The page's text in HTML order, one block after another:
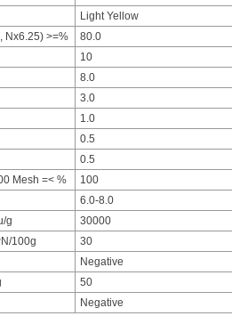
Light Yellow
Nx6.25) >=%
80.0
10
8.0
3.0
1.0
0.5
0.5
Mesh =< %
100
6.0-8.0
g
30000
100g
30
Negative
50
Negative